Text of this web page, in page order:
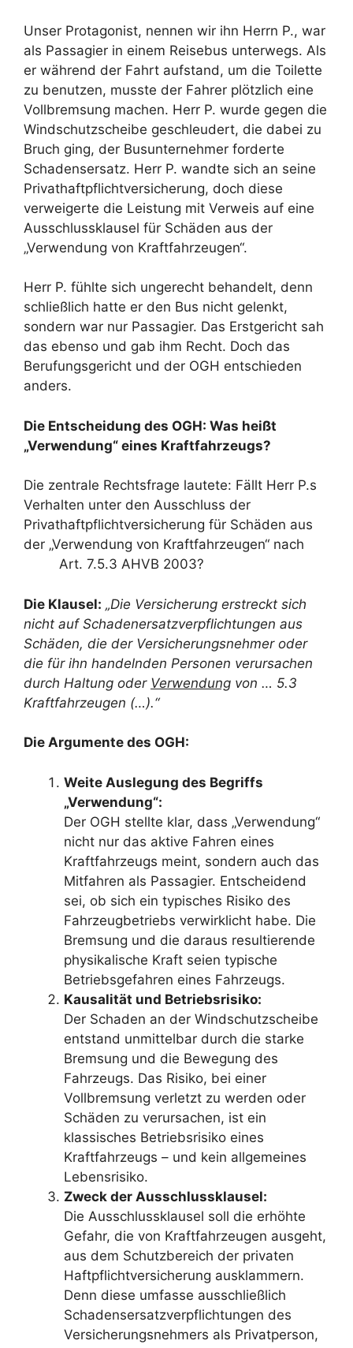
Unser Protagonist, nennen wir ihn Herrn P., war
als Passagier in einem Reisebus unterwegs. Als
er während der Fahrt aufstand, um die Toilette
zu benutzen, musste der Fahrer plötzlich eine
Vollbremsung machen. Herr P. wurde gegen die
Windschutzscheibe geschleudert, die dabei zu
Bruch ging, der Busunternehmer forderte
Schadensersatz. Herr P. wandte sich an seine
Privathaftpflichtversicherung, doch diese
verweigerte die Leistung mit Verweis auf eine
Ausschlussklausel für Schäden aus der
„Verwendung von Kraftfahrzeugen“.
Herr P. fühlte sich ungerecht behandelt, denn
schließlich hatte er den Bus nicht gelenkt,
sondern war nur Passagier. Das Erstgericht sah
das ebenso und gab ihm Recht. Doch das
Berufungsgericht und der OGH entschieden
anders.
Die Entscheidung des OGH: Was heißt
„Verwendung“ eines Kraftfahrzeugs?
Die zentrale Rechtsfrage lautete: Fällt Herr P.s
Verhalten unter den Ausschluss der
Privathaftpflichtversicherung für Schäden aus
der „Verwendung von Kraftfahrzeugen“ nach
Art. 7.5.3 AHVB 2003?
Die Klausel: „Die Versicherung erstreckt sich
nicht auf Schadenersatzverpflichtungen aus
Schäden, die der Versicherungsnehmer oder
die für ihn handelnden Personen verursachen
durch Haltung oder Verwendung von … 5.3
Kraftfahrzeugen (…).“
Die Argumente des OGH:
Weite Auslegung des Begriffs
„Verwendung“:
Der OGH stellte klar, dass „Verwendung“
nicht nur das aktive Fahren eines
Kraftfahrzeugs meint, sondern auch das
Mitfahren als Passagier. Entscheidend
sei, ob sich ein typisches Risiko des
Fahrzeugbetriebs verwirklicht habe. Die
Bremsung und die daraus resultierende
physikalische Kraft seien typische
Betriebsgefahren eines Fahrzeugs.
Kausalität und Betriebsrisiko:
Der Schaden an der Windschutzscheibe
entstand unmittelbar durch die starke
Bremsung und die Bewegung des
Fahrzeugs. Das Risiko, bei einer
Vollbremsung verletzt zu werden oder
Schäden zu verursachen, ist ein
klassisches Betriebsrisiko eines
Kraftfahrzeugs – und kein allgemeines
Lebensrisiko.
Zweck der Ausschlussklausel:
Die Ausschlussklausel soll die erhöhte
Gefahr, die von Kraftfahrzeugen ausgeht,
aus dem Schutzbereich der privaten
Haftpflichtversicherung ausklammern.
Denn diese umfasse ausschließlich
Schadensersatzverpflichtungen des
Versicherungsnehmers als Privatperson,